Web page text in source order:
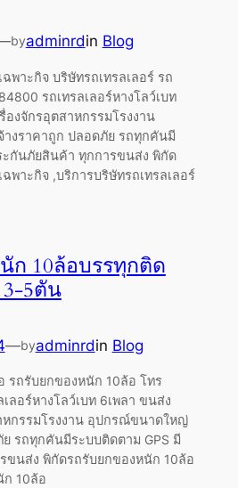
byadminrdin Blog
พาะกิจ บริษัทรถเทรลเลอร์ รถ
รถเทรลเลอร์หางโลว์เบท
องจักรอุตสาหกรรมโรงงาน
งราคาถูก ปลอดภัย รถทุกคันมี
ะกันภัยสินค้า ทุกการขนส่ง พิกัด
ฉพาะกิจ ,บริการบริษัทรถเทรลเลอร์
ก 10ล้อบรรทุกติด
3-5ตัน
—byadminrdin Blog
รถรับยกของหนัก 10ล้อ โทร
ลอร์หางโลว์เบท 6เพลา ขนส่ง
หกรรมโรงงาน อุปกรณ์ขนาดใหญ่
รถทุกคันมีระบบติดตาม GPS มี
ขนส่ง พิกัดรถรับยกของหนัก 10ล้อ
ก 10ล้อ